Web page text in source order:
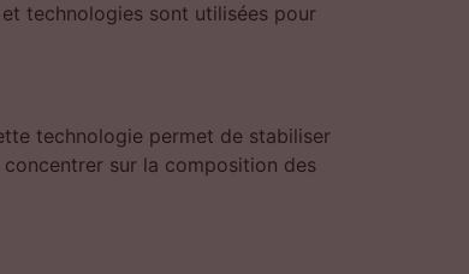
technologies sont utilisées pour
technologie permet de stabiliser
sur la composition des